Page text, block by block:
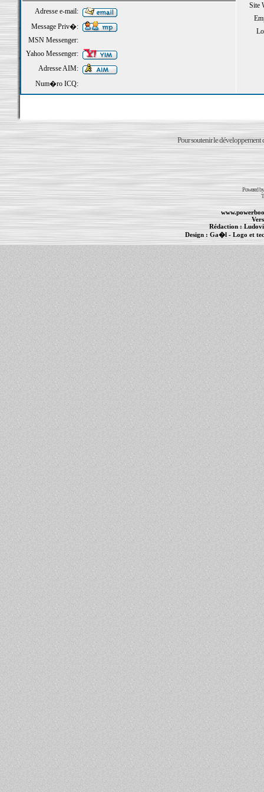
Site
Adresse e-mail:
Message Priv�:
MSN Messenger:
Yahoo Messenger:
Adresse AIM:
Num�ro ICQ:
Pour soutenir le développement
Powered
Rédaction :
Design : Ga�l- Logo et